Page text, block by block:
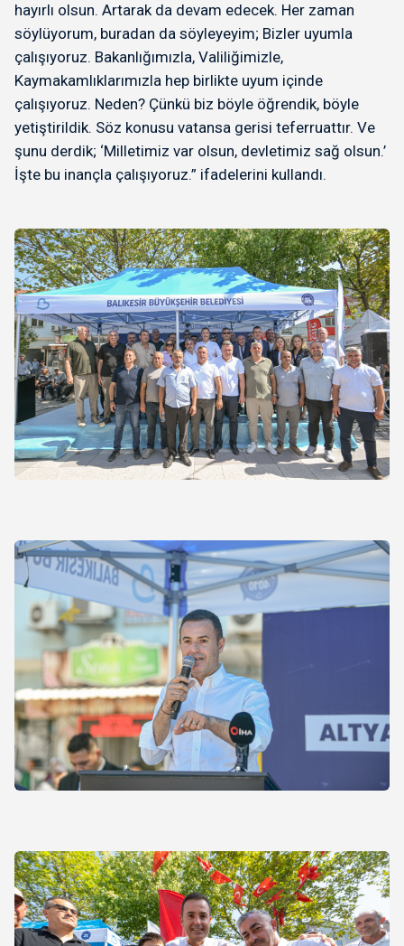
hayırlı olsun. Artarak da devam edecek. Her zaman
söylüyorum, buradan da söyleyeyim; Bizler uyumla
çalışıyoruz. Bakanlığımızla, Valiliğimizle,
Kaymakamlıklarımızla hep birlikte uyum içinde
çalışıyoruz. Neden? Çünkü biz böyle öğrendik, böyle
yetiştirildik. Söz konusu vatansa gerisi teferruattır. Ve
şunu derdik; ‘Milletimiz var olsun, devletimiz sağ olsun.’
İşte bu inançla çalışıyoruz.” ifadelerini kullandı.